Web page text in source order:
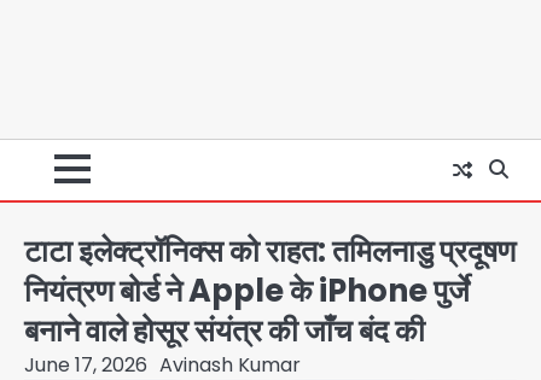
टाटा इलेक्ट्रॉनिक्स को राहत: तमिलनाडु प्रदूषण
नियंत्रण बोर्ड ने Apple के iPhone पुर्जे
बनाने वाले होसूर संयंत्र की जाँच बंद की
June 17, 2026 Avinash Kumar